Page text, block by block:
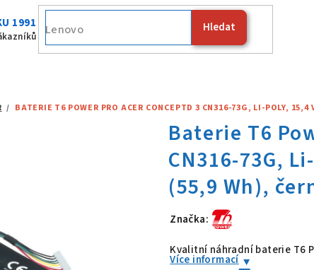
1991 Hledat
Fujitsu
/ BATERIE T6 POWER PRO ACER CONCEPTD 3 CN316-73G, LI-POLY,
Značka:
Baterie T6
Kvalitní náhradní baterie T6
Více informací